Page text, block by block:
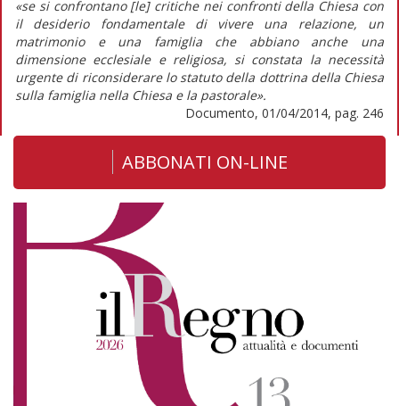
«se si confrontano [le] critiche nei confronti della Chiesa con
il desiderio fondamentale di vivere una relazione, un
matrimonio e una famiglia che abbiano anche una
dimensione ecclesiale e religiosa, si constata la necessità
urgente di riconsiderare lo statuto della dottrina della Chiesa
sulla famiglia nella Chiesa e la pastorale».
Documento, 01/04/2014, pag. 246
ABBONATI ON-LINE